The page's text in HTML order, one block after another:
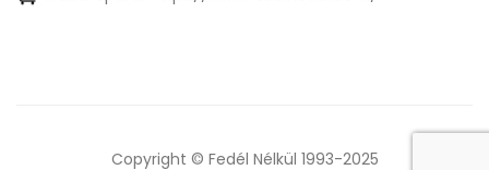
Copyright © Fedél Nélkül 1993-2025